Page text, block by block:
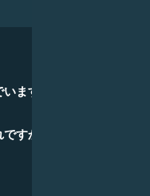
ますか？
すか？